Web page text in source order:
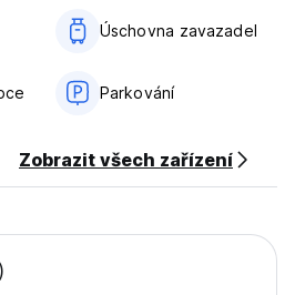
Úschovna zavazadel
Parkování
Zobrazit všech zařízení